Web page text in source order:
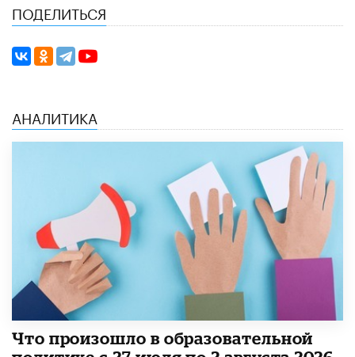
ПОДЕЛИТЬСЯ
АНАЛИТИКА
​Что произошло в образовательной